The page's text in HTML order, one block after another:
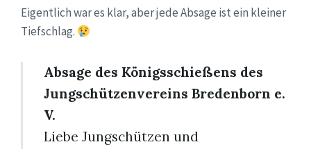
Eigentlich war es klar, aber jede Absage ist ein kleiner
Tiefschlag.
Absage des Königsschießens des
Jungschützenvereins Bredenborn e.
V.
Liebe Jungschützen und